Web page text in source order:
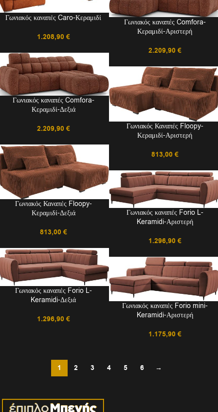
Γωνιακός καναπές Caro-Κεραμιδί
1.208,90 €
Γωνιακός καναπές Comfora-
Κεραμιδί-Αριστερή
2.209,90 €
Γωνιακός καναπές Comfora-
Κεραμιδί-Δεξιά
2.209,90 €
Γωνιακός Καναπές Floopy-
Κεραμιδί-Αριστερή
813,00 €
Γωνιακός Καναπές Floopy-
Κεραμιδί-Δεξιά
813,00 €
Γωνιακός καναπές Forio L-
Keramidi-Αριστερή
1.296,90 €
Γωνιακός καναπές Forio L-
Keramidi-Δεξιά
1.296,90 €
Γωνιακός καναπές Forio mini-
Keramidi-Αριστερή
1.175,90 €
1 2 3 4 5 6 →